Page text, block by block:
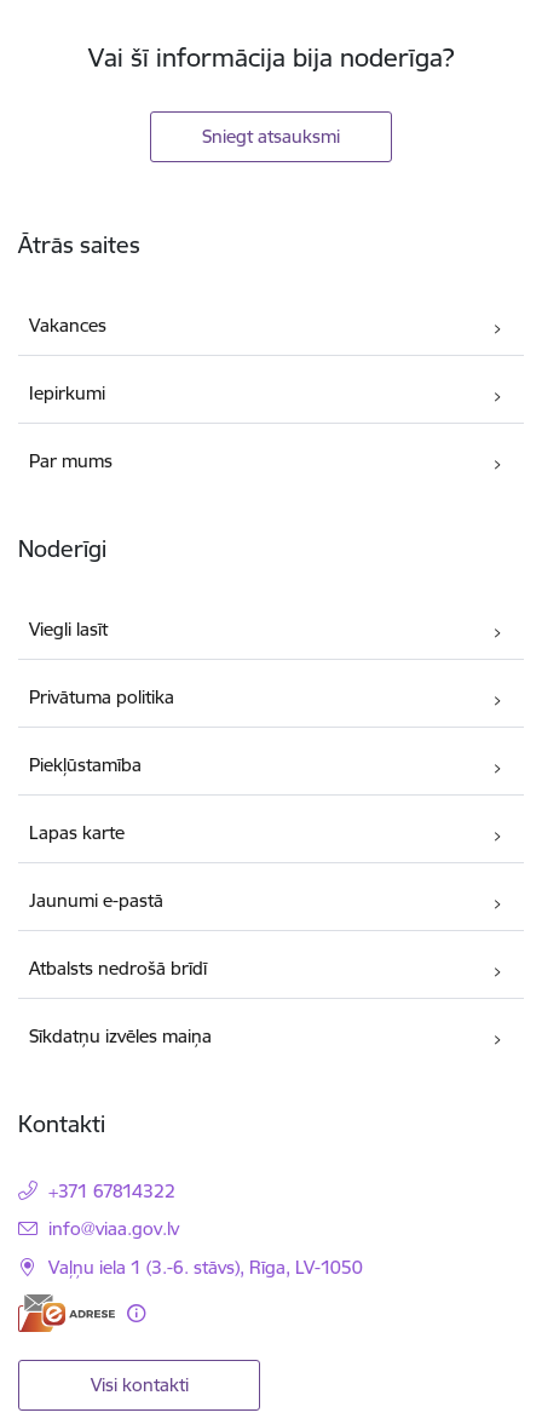
Vai šī informācija bija noderīga?
Sniegt atsauksmi
Ātrās saites
Vakances
Iepirkumi
Par mums
Noderīgi
Viegli lasīt
Privātuma politika
Piekļūstamība
Lapas karte
Jaunumi e-pastā
Atbalsts nedrošā brīdī
Sīkdatņu izvēles maiņa
Kontakti
+371 67814322
E-pasts:
info@viaa.gov.lv
Vaļņu iela 1 (3.-6. stāvs), Rīga, LV-1050
Visi kontakti